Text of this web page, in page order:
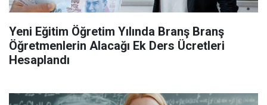
Yeni Eğitim Öğretim Yılında Branş Branş
Öğretmenlerin Alacağı Ek Ders Ücretleri
Hesaplandı